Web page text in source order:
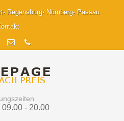
Regensburg Nürnberg
Passau
09.00 - 20.00